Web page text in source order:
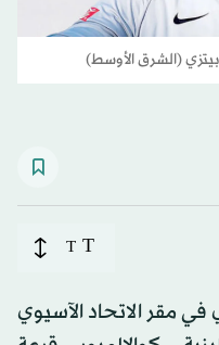
(الشرق الأوسط)
T
T
في مقر الاتحاد الآسيوي